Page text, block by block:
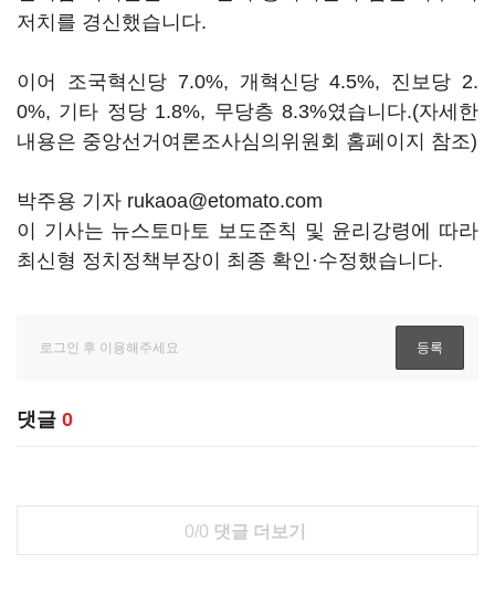
저치를 경신했습니다.
이어 조국혁신당 7.0%, 개혁신당 4.5%, 진보당 2.
0%, 기타 정당 1.8%, 무당층 8.3%였습니다.(자세한
내용은 중앙선거여론조사심의위원회 홈페이지 참조)
박주용 기자 rukaoa@etomato.com
이 기사는 뉴스토마토 보도준칙 및 윤리강령에 따라
최신형 정치정책부장이 최종 확인·수정했습니다.
댓글 0
0/0 댓글 더보기